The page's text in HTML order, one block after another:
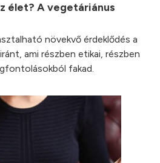
élet? A vegetáriánus
növekvő érdeklődés a
ami részben etikai, részben
fakad.